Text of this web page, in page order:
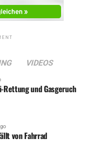
VIDEOS
und Gasgeruch
von Fahrrad